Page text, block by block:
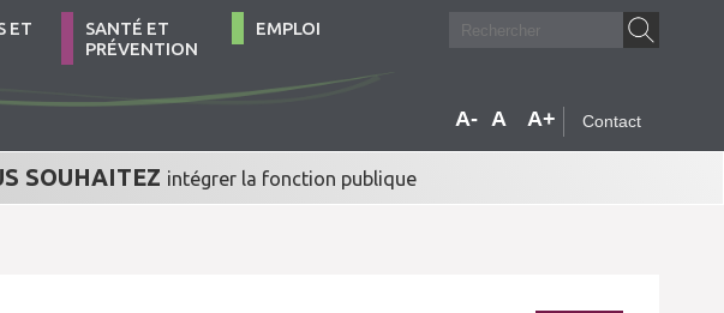
ET
SANTÉ ET
PRÉVENTION
EMPLOI
Contact
A+
A
A-
SOUHAITEZ intégrer la fonction publique